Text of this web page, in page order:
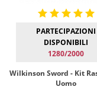
PARTECIPAZIONI
DISPONIBILI
1280/2000
Wilkinson Sword - Kit
Uomo